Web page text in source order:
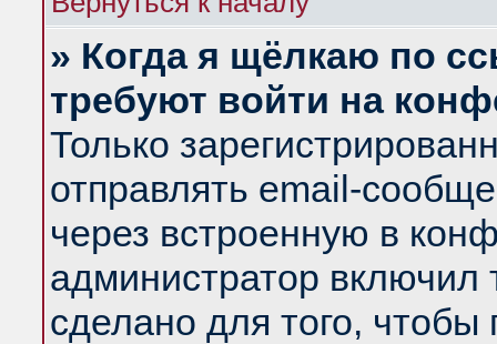
» Когда я щёлкаю по
требуют войти на
Только
отправлять email-
через встроенную в
администратор
сделано для того, чтобы